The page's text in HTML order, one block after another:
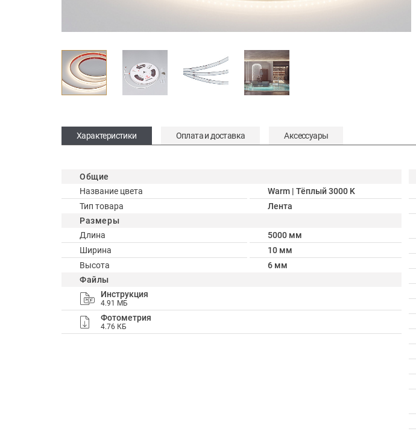
Характеристики Оплата и доставка Аксессуары
Общие
Название цвета
Warm | Тёплый 3000 K
Тип товара
Лента
Размеры
Длина
5000 мм
Ширина
10 мм
Высота
6 мм
Файлы
Инструкция
4.91 МБ
Фотометрия
4.76 КБ